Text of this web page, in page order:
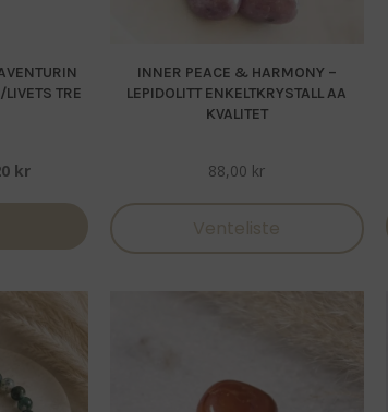
TRE
kr.
krNåværende
199,20 kr.
INNER PEACE & HARMONY –
LEPIDOLITT ENKELTKRYSTALL AA
KVALITET
88,00 kr
Venteliste